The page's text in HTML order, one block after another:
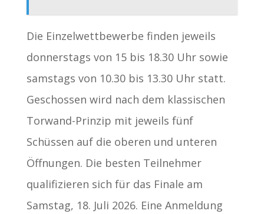
Die Einzelwettbewerbe finden jeweils
donnerstags von 15 bis 18.30 Uhr sowie
samstags von 10.30 bis 13.30 Uhr statt.
Geschossen wird nach dem klassischen
Torwand-Prinzip mit jeweils fünf
Schüssen auf die oberen und unteren
Öffnungen. Die besten Teilnehmer
qualifizieren sich für das Finale am
Samstag, 18. Juli 2026. Eine Anmeldung